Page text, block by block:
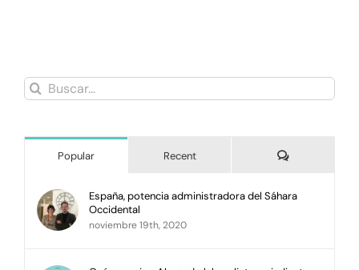
Buscar:
Popular Recent Comments
España, potencia administradora del Sáhara
Occidental
noviembre 19th, 2020